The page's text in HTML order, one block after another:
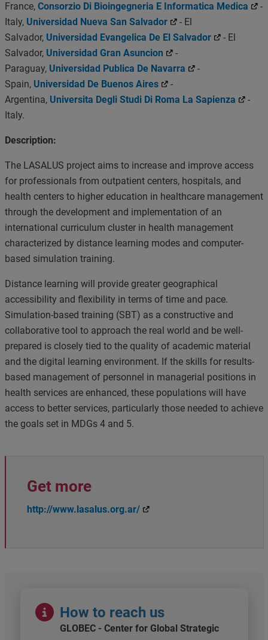
France, Consorzio Di Bioingegneria E Informatica Medica
-
Italy, Universidad Nueva San Salvador
- El
Salvador, Universidad Evangelica De El Salvador
- El
Salvador, Universidad Gran Asuncion
-
Paraguay, Universidad Publica De Navarra
-
Spain, Universidad De Buenos Aires
-
Argentina, Universita Degli Studi Di Roma La Sapienza
-
Italy.
Description:
The LASALUS project aims to increase and improve access
for professionals from outpatient centers, hospitals, and
health centers to higher education in healthcare management
through the development and implementation of an
international curriculum cluster in health management
characterized by distance learning modes and computer-
based simulation training.
Distance learning will provide greater geographical
accessibility and flexibility in terms of time and pace.
Simulation-based training (SBT) as a constructive and
collaborative tool to approach the real world and be well-
prepared is closely tied to the quality of academic material
and the digital learning environment. If the skills for results-
based management of personnel in managerial positions in
health services are enhanced, these populations will have
access to better services, particularly those needed to achieve
the goals set in MDGs 4 and 5.
Get more
http://www.lasalus.org.ar/
ImmagineHow to reach us
GLOBEC - Center for Global Strategic